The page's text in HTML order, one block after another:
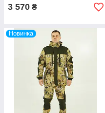
3 570 ₴
Новинка